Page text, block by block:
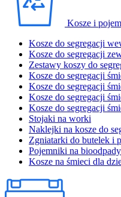
Kosze i
Kosze do segregacji
Kosze do segregacji
Zestawy koszy do
Kosze do segregacji
Kosze do segregacji
Kosze do segregacji
Kosze do segregacji
Stojaki na worki
Naklejki na kosze do
Zgniatarki do butelek i
Pojemniki na bioodpady
Kosze na śmieci dla